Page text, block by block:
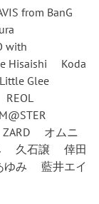
from BanG
with
Hisaishi
Koda
Little Glee
REOL
ZARD
オムニ
久石譲
倖田
ゆみ
藍井エイ